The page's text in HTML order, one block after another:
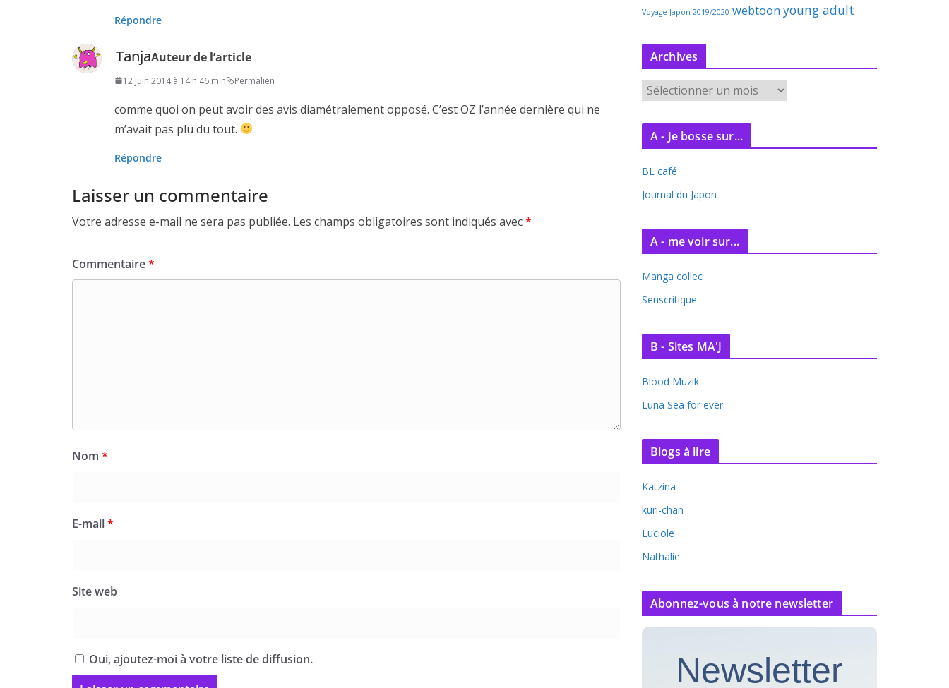
Répondre
TanjaAuteur de l’article
12 juin 2014 à 14 h 46 min Permalien
comme quoi on peut avoir des avis diamétralement opposé. C’est OZ l’année dernière qui ne
m’avait pas plu du tout.
Répondre
Laisser un commentaire
Votre adresse e-mail ne sera pas publiée. Les champs obligatoires sont indiqués avec*
Commentaire*
Nom *
E-mail*
Site web
Oui, ajoutez-moi à votre liste de diffusion.
Voyage Japon 2019/2020 webtoon young adult
Archives
r
c
v
e
A - Je bosse sur...
BL café
Journal du Japon
A - me voir sur...
Manga collec
Senscritique
B - Sites MA'J
Blood Muzik
Luna Sea for ever
Blogs à lire
Katzina
kuri-chan
Luciole
Nathalie
Abonnez-vous à notre newsletter
Newsletter